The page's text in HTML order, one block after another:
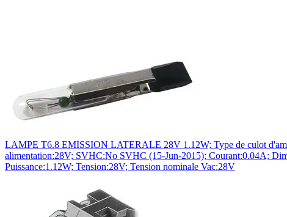
LAMPE T6.8 EMISSION LATERALE 28V 1.12W; Type de culot
alimentation:28V; SVHC:No SVHC (15-Jun-2015); Courant:0.04A;
Puissance:1.12W; Tension:28V; Tension nominale Vac:28V